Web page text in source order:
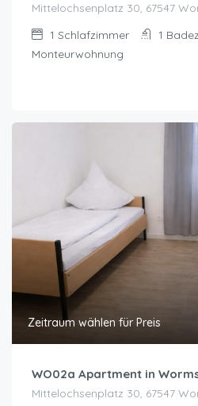
Mittelochsenplatz 30, 67547
1 Schlafzimmer 1
Monteurwohnung
Zeitraum wählen für Preis
WO02a Apartment in
Mittelochsenplatz 30, 67547